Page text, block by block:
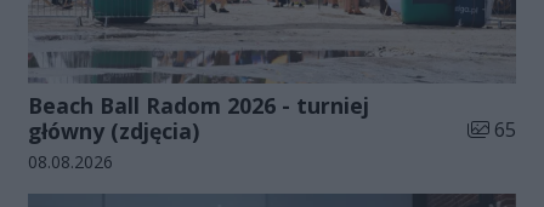
Beach Ball Radom 2026 - turniej
główny (zdjęcia)
Liczba
65
Data dodania galerii:
08.08.2026